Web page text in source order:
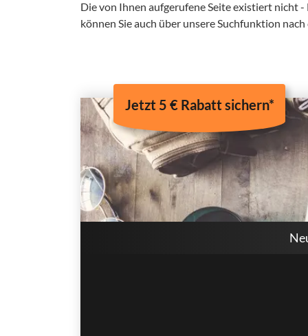
Die von Ihnen aufgerufene Seite existiert nicht
können Sie auch über unsere Suchfunktion
Jetzt 5 € Rabatt sichern*